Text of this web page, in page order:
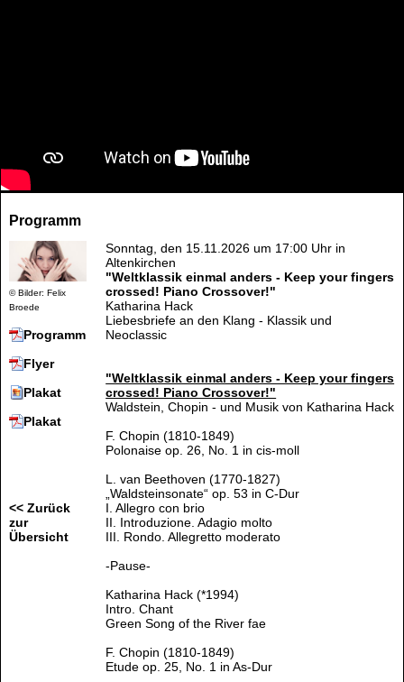
Programm
© Bilder: Felix
Broede
Programm
Flyer
Plakat
Plakat
<< Zurück
zur
Übersicht
Sonntag, den 15.11.2026 um 17:00 Uhr in
Altenkirchen
"Weltklassik einmal anders - Keep your fingers
crossed! Piano Crossover!"
Katharina Hack
Liebesbriefe an den Klang - Klassik und
Neoclassic
"Weltklassik einmal anders - Keep your fingers
crossed! Piano Crossover!"
Waldstein, Chopin - und Musik von Katharina Hack
F. Chopin (1810-1849)
Polonaise op. 26, No. 1 in cis-moll
L. van Beethoven (1770-1827)
„Waldsteinsonate“ op. 53 in C-Dur
I. Allegro con brio
II. Introduzione. Adagio molto
III. Rondo. Allegretto moderato
-Pause-
Katharina Hack (*1994)
Intro. Chant
Green Song of the River fae
F. Chopin (1810-1849)
Etude op. 25, No. 1 in As-Dur